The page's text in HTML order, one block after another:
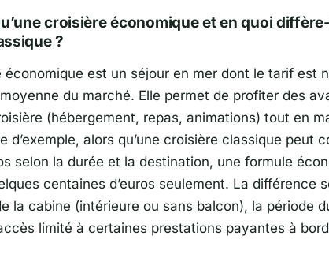
croisière économique et en quoi
?
économique est un séjour en mer dont le tarif est
du marché. Elle permet de profiter des
(hébergement, repas, animations) tout en
d’exemple, alors qu’une croisière classique peut
selon la durée et la destination, une formule
centaines d’euros seulement. La différence
la cabine (intérieure ou sans balcon), la période
limité à certaines prestations payantes à